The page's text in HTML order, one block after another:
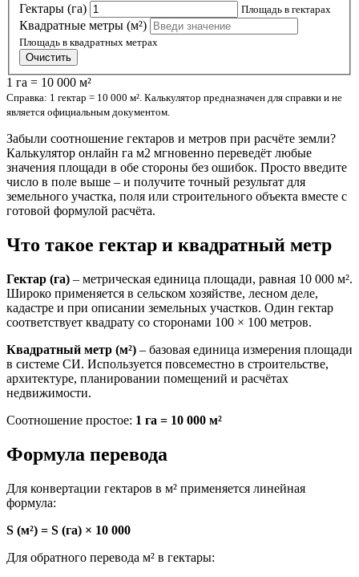
Гектары (га)
Площадь в гектарах
Квадратные метры (м²)
Площадь в квадратных метрах
Очистить
1 га = 10 000 м²
Справка: 1 гектар = 10 000 м². Калькулятор предназначен для справки и не
является официальным документом.
Забыли соотношение гектаров и метров при расчёте земли?
Калькулятор онлайн га м2 мгновенно переведёт любые
значения площади в обе стороны без ошибок. Просто введите
число в поле выше – и получите точный результат для
земельного участка, поля или строительного объекта вместе с
готовой формулой расчёта.
Что такое гектар и квадратный метр
Гектар (га) – метрическая единица площади, равная 10 000 м².
Широко применяется в сельском хозяйстве, лесном деле,
кадастре и при описании земельных участков. Один гектар
соответствует квадрату со сторонами 100 × 100 метров.
Квадратный метр (м²) – базовая единица измерения площади
в системе СИ. Используется повсеместно в строительстве,
архитектуре, планировании помещений и расчётах
недвижимости.
Соотношение простое: 1 га = 10 000 м²
Формула перевода
Для конвертации гектаров в м² применяется линейная
формула:
S (м²) = S (га) × 10 000
Для обратного перевода м² в гектары: